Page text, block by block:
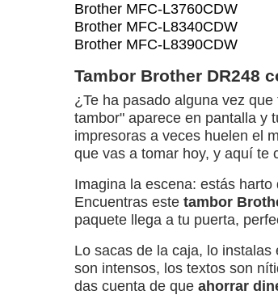
Brother MFC-L3760CDW
Brother MFC-L8340CDW
Brother MFC-L8390CDW
Tambor Brother DR248
¿Te ha pasado alguna vez
tambor" aparece en pantalla y
impresoras a veces huelen el
que vas a tomar hoy, y aquí te
Imagina la escena: estás
Encuentras este tambor
paquete llega a tu puerta,
Lo sacas de la caja, lo
son intensos, los textos son
das cuenta de que ahorrar